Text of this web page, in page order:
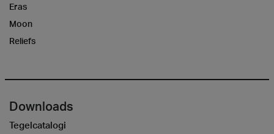
Eras
Moon
Reliefs
Downloads
Tegelcatalogi